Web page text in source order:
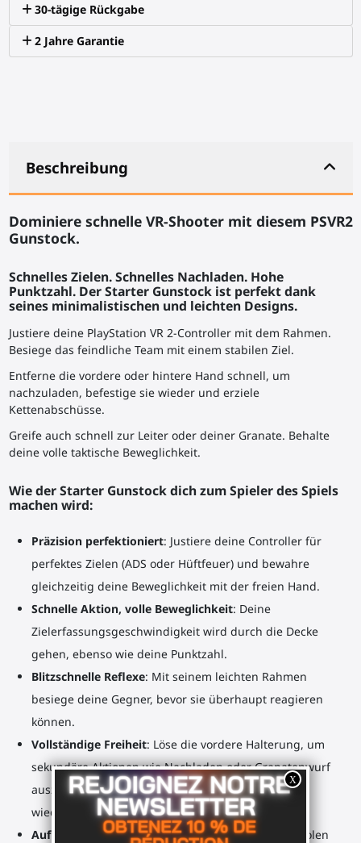
30-tägige Rückgabe
2 Jahre Garantie
Beschreibung
Dominiere schnelle VR-Shooter mit diesem PSVR2
Gunstock.
Schnelles Zielen. Schnelles Nachladen. Hohe
Punktzahl. Der Starter Gunstock ist perfekt dank
seines minimalistischen und leichten Designs.
Justiere deine PlayStation VR 2-Controller mit dem Rahmen.
Besiege das feindliche Team mit einem stabilen Ziel.
Entferne die vordere oder hintere Hand schnell, um
nachzuladen, befestige sie wieder und erziele
Kettenabschüsse.
Greife auch schnell zur Leiter oder deiner Granate. Behalte
deine volle taktische Beweglichkeit.
Wie der Starter Gunstock dich zum Spieler des Spiels
machen wird:
Präzision perfektioniert: Justiere deine Controller für
perfektes Zielen (ADS oder Hüftfeuer) und bewahre
gleichzeitig deine Beweglichkeit mit der freien Hand.
Schnelle Aktion, volle Beweglichkeit: Deine
Zielerfassungsgeschwindigkeit wird durch die Decke
gehen, ebenso wie deine Punktzahl.
Blitzschnelle Reflexe: Mit seinem leichten Rahmen
besiege deine Gegner, bevor sie überhaupt reagieren
können.
Vollständige Freiheit: Löse die vordere Halterung, um
sekundäre Aktionen wie Nachladen oder Granatenwurf
auszuführen, und befestige sie im Handumdrehen
wieder.
Aufrüstbar
: Perfekter Simulator für Maschinenpistolen